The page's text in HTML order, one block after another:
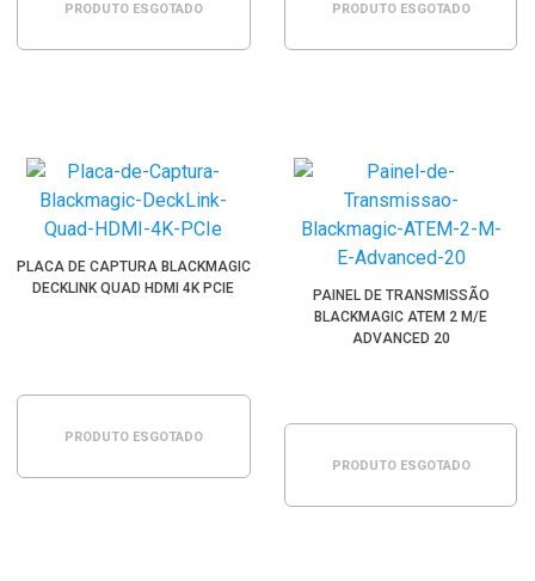
PRODUTO ESGOTADO PRODUTO ESGOTADO
PLACA DE CAPTURA BLACKMAGIC
DECKLINK QUAD HDMI 4K PCIE
PRODUTO ESGOTADO
PAINEL DE TRANSMISSÃO
BLACKMAGIC ATEM 2 M/E
ADVANCED 20
PRODUTO ESGOTADO